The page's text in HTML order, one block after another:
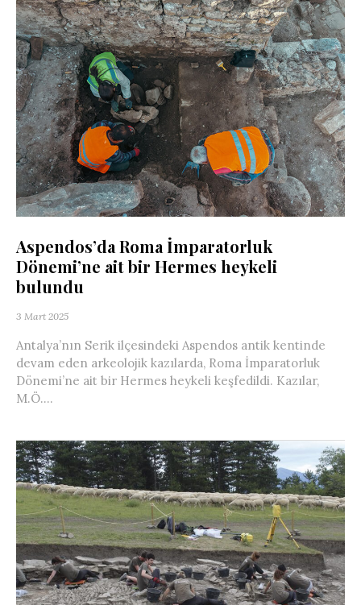
Aspendos’da Roma İmparatorluk
Dönemi’ne ait bir Hermes heykeli
bulundu
3 Mart 2025
Antalya’nın Serik ilçesindeki Aspendos antik kentinde
devam eden arkeolojik kazılarda, Roma İmparatorluk
Dönemi’ne ait bir Hermes heykeli keşfedildi. Kazılar,
M.Ö....